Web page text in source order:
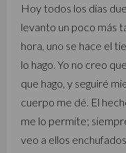
Hoy todos los días
levanto un poco más
hora, uno se hace el
lo hago. Yo no creo
que hago, y seguiré
cuerpo me dé. El
me lo permite;
veo a ellos enchufados